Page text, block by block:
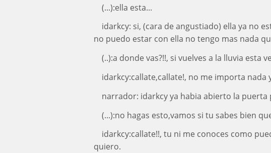
(...):ella esta...
idarkcy: si, (cara de angustiado) ella ya no
no puedo estar con ella no tengo mas nada
(..):a donde vas?!!, si vuelves a la lluvia esta
idarkcy:callate,callate!, no me importa nada
narrador: idarkcy ya habia abierto la puerta
(...):no hagas esto,vamos si tu sabes bien
idarkcy:callate!!, tu ni me conoces como
quiero.